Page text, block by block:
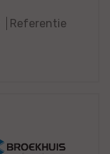
Referentie